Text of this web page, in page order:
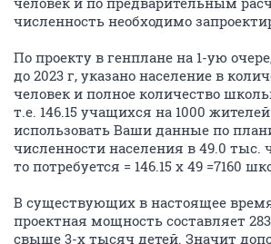
численность необходимо
По проекту в генплане на 1-ую
до 2023 г, указано население в
человек и полное количество
т.е. 146.15 учащихся на 1000
использовать Ваши данные по
численности населения в 49.0 тыс.
то потребуется = 146.15 х 49 =7160
В существующих в настоящее
проектная мощность составляет
свыше 3-х тысяч детей. Значит